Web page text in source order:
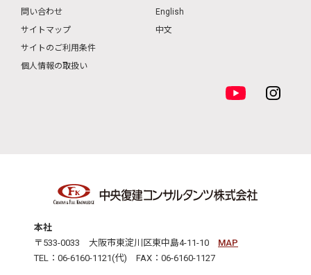
問い合わせ
サイトマップ
サイトのご利用条件
個人情報の取扱い
English
中文
本社
〒533-0033 大阪市東淀川区東中島4-11-10 MAP
TEL：06-6160-1121(代) FAX：06-6160-1127